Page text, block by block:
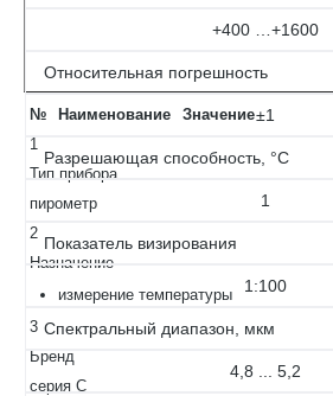
+400 …+1600
Относительная погрешность
±1
Разрешающая способность, °С
1
Показатель визирования
1:100
Спектральный диапазон, мкм
4,8 ... 5,2
№ Наименование
Значение
1
Тип прибора
пирометр
2
Назначение
измерение температуры
3
Бренд
серия С